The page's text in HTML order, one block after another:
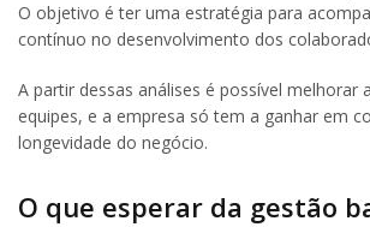
O objetivo é ter uma estratégia para
contínuo no desenvolvimento dos
A partir dessas análises é possível melhorar
equipes, e a empresa só tem a ganhar em
longevidade do negócio.
O que esperar da gestão